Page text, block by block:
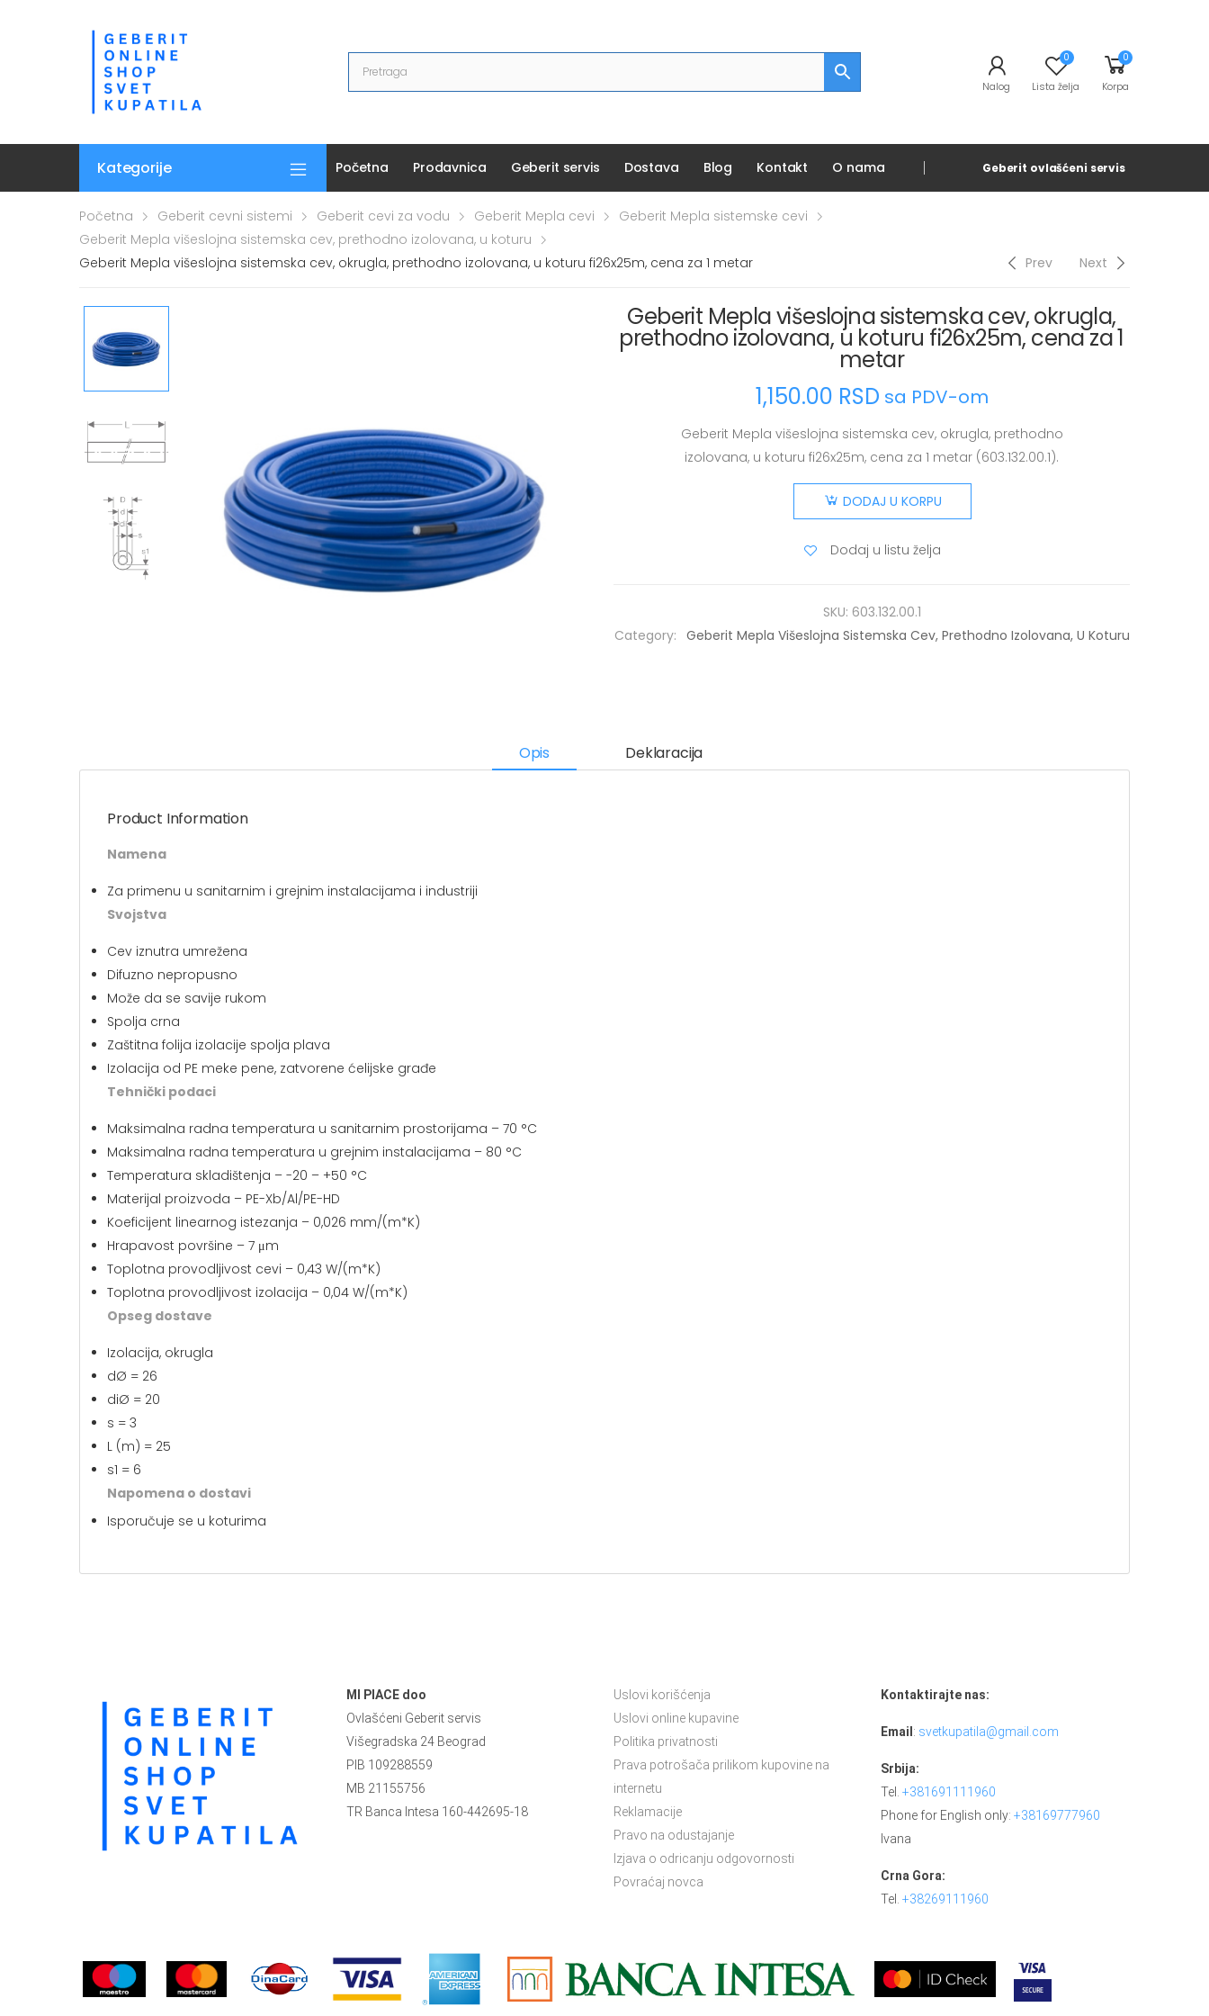
Nalog
0
Lista želja
0
Korpa
Kategorije Početna Prodavnica Geberit servis Dostava Blog Kontakt O nama Geberit ovlašćeni servis
Početna Geberit cevni sistemi Geberit cevi za vodu Geberit Mepla cevi
Geberit Mepla sistemske cevi
Geberit Mepla višeslojna sistemska cev, prethodno izolovana, u koturu
Geberit Mepla višeslojna sistemska cev, okrugla, prethodno izolovana, u koturu fi26x25m, cena za 1 metar
Prev Next
Geberit Mepla višeslojna sistemska cev, okrugla,
prethodno izolovana, u koturu fi26x25m, cena za 1
metar
1,150.00 RSD sa PDV-om
Geberit Mepla višeslojna sistemska cev, okrugla, prethodno
izolovana, u koturu fi26x25m, cena za 1 metar (603.132.00.1).
DODAJ U KORPU
Dodaj u listu želja
SKU: 603.132.00.1
Category: Geberit Mepla Višeslojna Sistemska Cev, Prethodno Izolovana, U Koturu
Opis Deklaracija
Product Information
Namena
Za primenu u sanitarnim i grejnim instalacijama i industriji
Svojstva
Cev iznutra umrežena
Difuzno nepropusno
Može da se savije rukom
Spolja crna
Zaštitna folija izolacije spolja plava
Izolacija od PE meke pene, zatvorene ćelijske građe
Tehnički podaci
Maksimalna radna temperatura u sanitarnim prostorijama – 70 °C
Maksimalna radna temperatura u grejnim instalacijama – 80 °C
Temperatura skladištenja – -20 – +50 °C
Materijal proizvoda – PE-Xb/Al/PE-HD
Koeficijent linearnog istezanja – 0,026 mm/(m*K)
Hrapavost površine – 7 μm
Toplotna provodljivost cevi – 0,43 W/(m*K)
Toplotna provodljivost izolacija – 0,04 W/(m*K)
Opseg dostave
Izolacija, okrugla
dØ = 26
diØ = 20
s = 3
L (m) = 25
s1 = 6
Napomena o dostavi
Isporučuje se u koturima
MI PIACE doo
Ovlašćeni Geberit servis
Višegradska 24 Beograd
PIB 109288559
MB 21155756
TR Banca Intesa 160-442695-18
Uslovi korišćenja
Uslovi online kupavine
Politika privatnosti
Prava potrošača prilikom kupovine na
internetu
Reklamacije
Pravo na odustajanje
Izjava o odricanju odgovornosti
Povraćaj novca
Kontaktirajte nas:
Email : svetkupatila@gmail.com
Srbija:
Tel. +381691111960
Phone for English only: +38169777960
Ivana
Crna Gora:
Tel. +38269111960